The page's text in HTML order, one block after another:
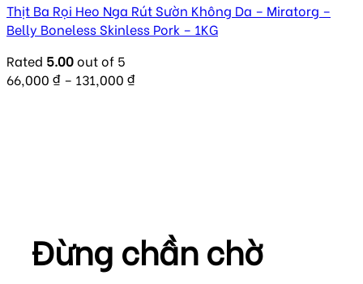
Thịt Ba Rọi Heo Nga Rút Sườn Không Da – Miratorg –
Belly Boneless Skinless Pork – 1KG
Rated 5.00out of 5
66,000 ₫ – 131,000 ₫
Đừng chần chờ